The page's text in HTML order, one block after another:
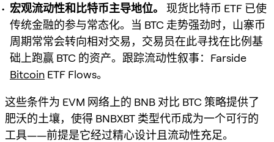
宏观流动性和比特币主导地位。
现货比特币 ETF 已使
传统金融的参与常态化。当 BTC 走势强劲时，山寨币
周期常常会转向相对交易，交易员在此寻找在比例基
础上跑赢 BTC 的资产。跟踪流动性叙事：Farside
Bitcoin ETF Flows。
这些条件为 EVM 网络上的 BNB 对比 BTC 策略提供了
肥沃的土壤，使得 BNBXBT 类型代币成为一个可行的
工具——前提是它经过精心设计且流动性充足。